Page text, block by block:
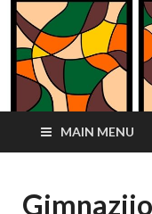
MAIN MENU